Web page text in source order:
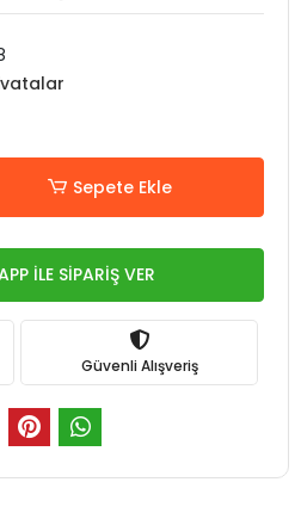
Sepete Ekle
İLE SİPARİŞ VER
Güvenli Alışveriş